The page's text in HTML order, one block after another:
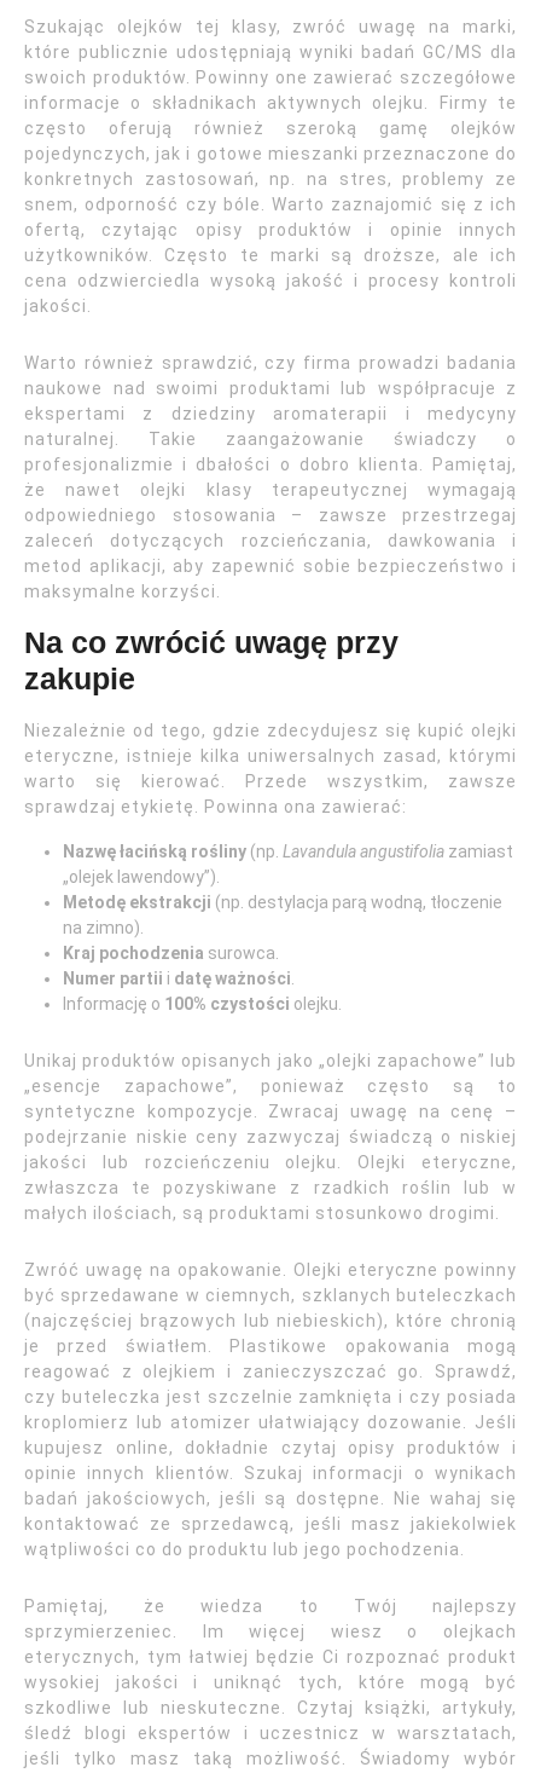
Szukając olejków tej klasy, zwróć uwagę na marki,
które publicznie udostępniają wyniki badań GC/MS dla
swoich produktów. Powinny one zawierać szczegółowe
informacje o składnikach aktywnych olejku. Firmy te
często oferują również szeroką gamę olejków
pojedynczych, jak i gotowe mieszanki przeznaczone do
konkretnych zastosowań, np. na stres, problemy ze
snem, odporność czy bóle. Warto zaznajomić się z ich
ofertą, czytając opisy produktów i opinie innych
użytkowników. Często te marki są droższe, ale ich
cena odzwierciedla wysoką jakość i procesy kontroli
jakości.
Warto również sprawdzić, czy firma prowadzi badania
naukowe nad swoimi produktami lub współpracuje z
ekspertami z dziedziny aromaterapii i medycyny
naturalnej. Takie zaangażowanie świadczy o
profesjonalizmie i dbałości o dobro klienta. Pamiętaj,
że nawet olejki klasy terapeutycznej wymagają
odpowiedniego stosowania – zawsze przestrzegaj
zaleceń dotyczących rozcieńczania, dawkowania i
metod aplikacji, aby zapewnić sobie bezpieczeństwo i
maksymalne korzyści.
Na co zwrócić uwagę przy
zakupie
Niezależnie od tego, gdzie zdecydujesz się kupić olejki
eteryczne, istnieje kilka uniwersalnych zasad, którymi
warto się kierować. Przede wszystkim, zawsze
sprawdzaj etykietę. Powinna ona zawierać:
Nazwę łacińską rośliny (np. Lavandula angustifolia zamiast
„olejek lawendowy”).
Metodę ekstrakcji (np. destylacja parą wodną, tłoczenie
na zimno).
Kraj pochodzenia surowca.
Numer partii i datę ważności
Informację o 100% czystości olejku.
Unikaj produktów opisanych jako „olejki zapachowe” lub
„esencje zapachowe”, ponieważ często są to
syntetyczne kompozycje. Zwracaj uwagę na cenę –
podejrzanie niskie ceny zazwyczaj świadczą o niskiej
jakości lub rozcieńczeniu olejku. Olejki eteryczne,
zwłaszcza te pozyskiwane z rzadkich roślin lub w
małych ilościach, są produktami stosunkowo drogimi.
Zwróć uwagę na opakowanie. Olejki eteryczne powinny
być sprzedawane w ciemnych, szklanych buteleczkach
(najczęściej brązowych lub niebieskich), które chronią
je przed światłem. Plastikowe opakowania mogą
reagować z olejkiem i zanieczyszczać go. Sprawdź,
czy buteleczka jest szczelnie zamknięta i czy posiada
kroplomierz lub atomizer ułatwiający dozowanie. Jeśli
kupujesz online, dokładnie czytaj opisy produktów i
opinie innych klientów. Szukaj informacji o wynikach
badań jakościowych, jeśli są dostępne. Nie wahaj się
kontaktować ze sprzedawcą, jeśli masz jakiekolwiek
wątpliwości co do produktu lub jego pochodzenia.
Pamiętaj, że wiedza to Twój najlepszy
sprzymierzeniec. Im więcej wiesz o olejkach
eterycznych, tym łatwiej będzie Ci rozpoznać produkt
wysokiej jakości i uniknąć tych, które mogą być
szkodliwe lub nieskuteczne. Czytaj książki, artykuły,
śledź blogi ekspertów i uczestnicz w warsztatach,
jeśli tylko masz taką możliwość. Świadomy wybór